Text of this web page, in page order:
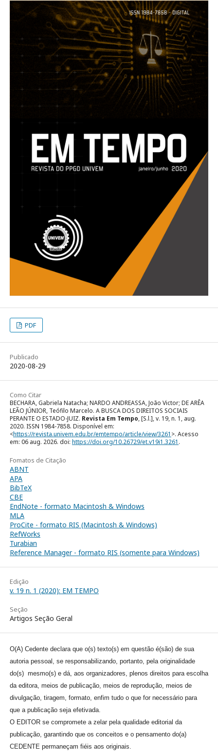
PDF
Publicado
2020-08-29
Como Citar
BECHARA, Gabriela Natacha; NARDO ANDREASSA, João Victor; DE ARÊA
LEÃO JÚNIOR, Teófilo Marcelo. A BUSCA DOS DIREITOS SOCIAIS
PERANTE O ESTADO-JUIZ. Revista Em Tempo, [S.l.], v. 19, n. 1, aug.
2020. ISSN 1984-7858. Disponível em:
<https://revista.univem.edu.br/emtempo/article/view/3261 >. Acesso
em: 06 aug. 2026. doi: https://doi.org/10.26729/et.v19i1.3261 .
Fomatos de Citação
ABNT
APA
BibTeX
CBE
EndNote - formato Macintosh & Windows
MLA
ProCite - formato RIS (Macintosh & Windows)
RefWorks
Turabian
Reference Manager - formato RIS (somente para Windows)
Edição
v. 19 n. 1 (2020): EM TEMPO
Seção
Artigos Seção Geral
O(A) Cedente declara que o(s) texto(s) em questão é(são) de sua
autoria pessoal, se responsabilizando, portanto, pela originalidade
do(s) mesmo(s) e dá, aos organizadores, plenos direitos para escolha
da editora, meios de publicação, meios de reprodução, meios de
divulgação, tiragem, formato, enfim tudo o que for necessário para
que a publicação seja efetivada.
O EDITOR se compromete a zelar pela qualidade editorial da
publicação, garantindo que os conceitos e o pensamento do(a)
CEDENTE permaneçam fiéis aos originais.